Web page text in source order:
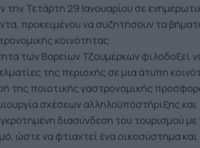
την Τετάρτη 29 Ιανουαρίου σε
προκειμένου να συζητήσουν τα
κοινότητας.
των Βορείων Τζουμέρκων φιλοδοξεί
της περιοχής σε μια άτυπη
της ποιοτικής γαστρονομικής
σχέσεων αλληλοϋποστήριξης και
διασύνδεση του τουρισμού με
ώστε να φτιαχτεί ένα οικοσύστημα και